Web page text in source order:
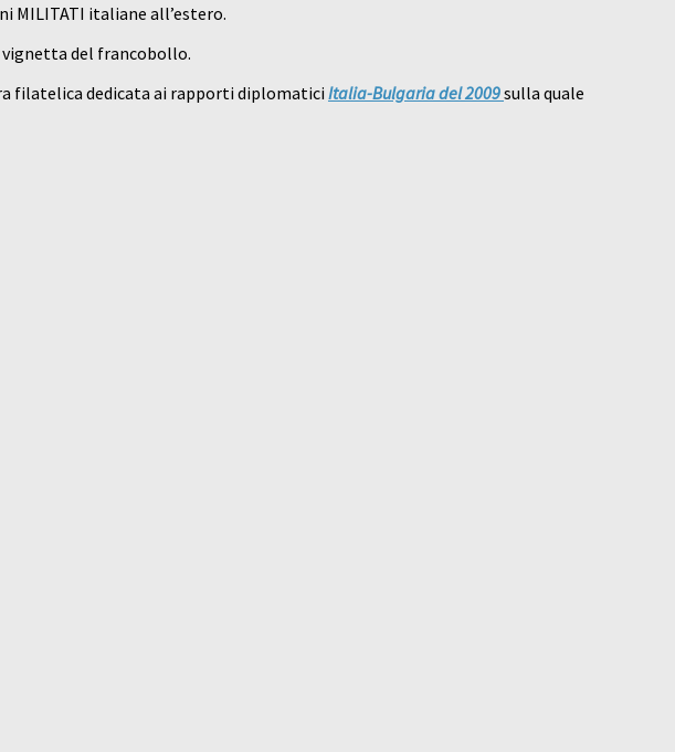
MILITATI italiane all’estero.
del francobollo.
filatelica dedicata ai rapporti diplomatici Italia-Bulgaria del 2009sulla quale